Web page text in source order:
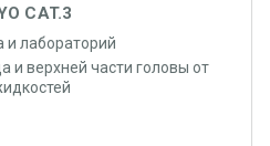
CAT.3
лабораторий
и верхней части головы от